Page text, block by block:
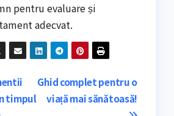
pentru evaluare și
adecvat.
Ghid complet pentru o
viață mai sănătoasă!
timpul